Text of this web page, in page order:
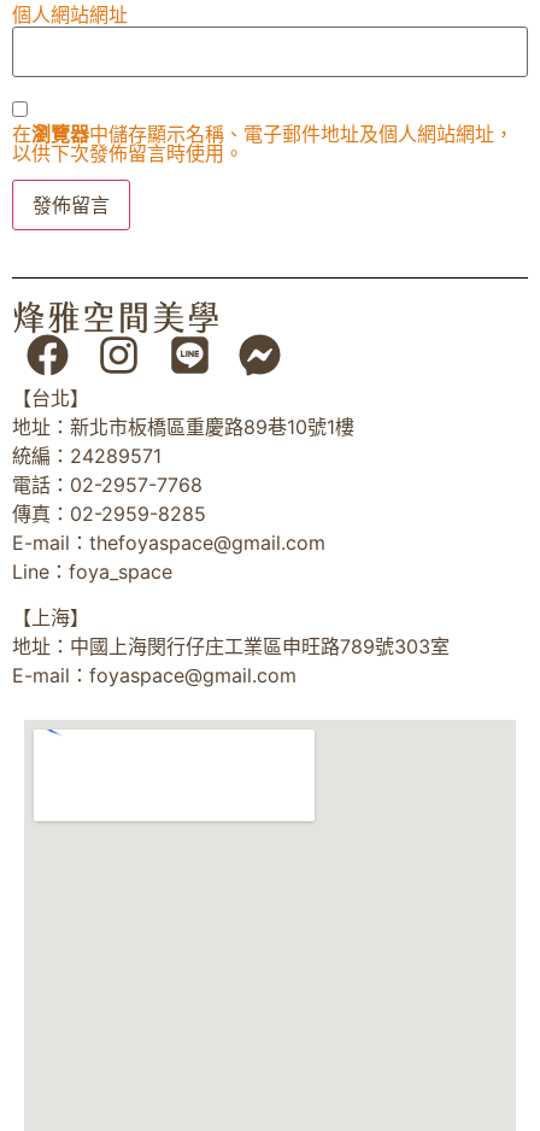
個人網站網址
在瀏覽器中儲存顯示名稱、電子郵件地址及個人網站網址，
以供下次發佈留言時使用。
【台北】
地址：新北市板橋區重慶路89巷10號1樓
統編：24289571
電話：02-2957-7768
傳真：02-2959-8285
E-mail： thefoyaspace@gmail.com
Line：foya_space
【上海】
地址：中國上海閔行仔庄工業區申旺路789號303室
E-mail： foyaspace@gmail.com